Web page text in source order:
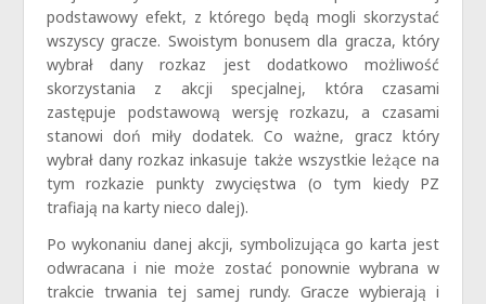
podstawowy efekt, z którego będą mogli skorzystać
wszyscy gracze. Swoistym bonusem dla gracza, który
wybrał dany rozkaz jest dodatkowo możliwość
skorzystania z akcji specjalnej, która czasami
zastępuje podstawową wersję rozkazu, a czasami
stanowi doń miły dodatek. Co ważne, gracz który
wybrał dany rozkaz inkasuje także wszystkie leżące na
tym rozkazie punkty zwycięstwa (o tym kiedy PZ
trafiają na karty nieco dalej).
Po wykonaniu danej akcji, symbolizująca go karta jest
odwracana i nie może zostać ponownie wybrana w
trakcie trwania tej samej rundy. Gracze wybierają i